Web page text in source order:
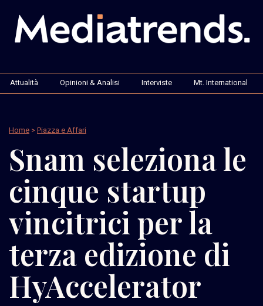
Attualità Opinioni & Analisi Interviste Mt. International
Home > Piazza e Affari
Snam seleziona le
cinque startup
vincitrici per la
terza edizione di
HyAccelerator